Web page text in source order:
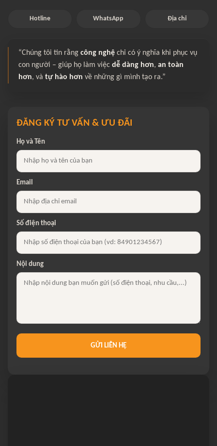
Hotline WhatsApp Địa chỉ
“Chúng tôi tin rằng công nghệ chỉ có ý nghĩa khi phục vụ
con người – giúp họ làm việc dễ dàng hơn, an toàn
hơn, và tự hào hơn về những gì mình tạo ra.”
ĐĂNG KÝ TƯ VẤN & ƯU ĐÃI
Họ và Tên
Email
Số điện thoại
Nội dung
GỬI LIÊN HỆ